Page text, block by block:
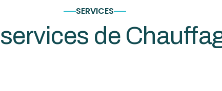
SERVICES
de